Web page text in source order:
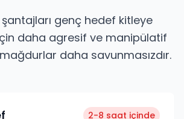
genç hedef kitleye
daha agresif ve manipülatif
daha savunmasızdır.
2-8 saat içinde